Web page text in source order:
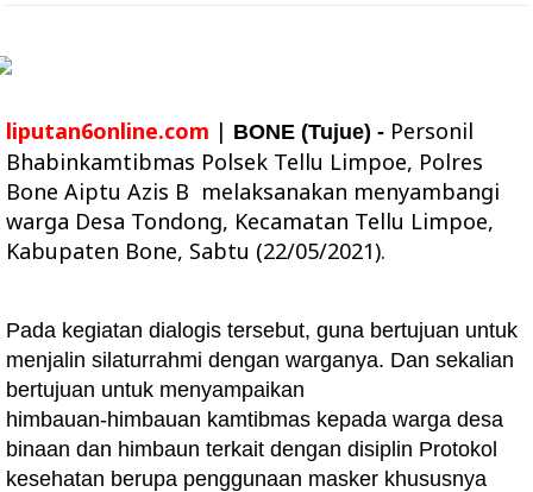
liputan6online.com | BONE (Tujue) - Personil
Bhabinkamtibmas Polsek Tellu Limpoe, Polres
Bone Aiptu Azis B melaksanakan menyambangi
warga Desa Tondong, Kecamatan Tellu Limpoe,
Kabupaten Bone, Sabtu (22/05/2021).
Pada kegiatan dialogis tersebut, guna bertujuan untuk
menjalin silaturrahmi dengan warganya. Dan sekalian
bertujuan untuk menyampaikan
himbauan-himbauan kamtibmas kepada warga desa
binaan dan himbaun terkait dengan disiplin Protokol
kesehatan berupa penggunaan masker khususnya